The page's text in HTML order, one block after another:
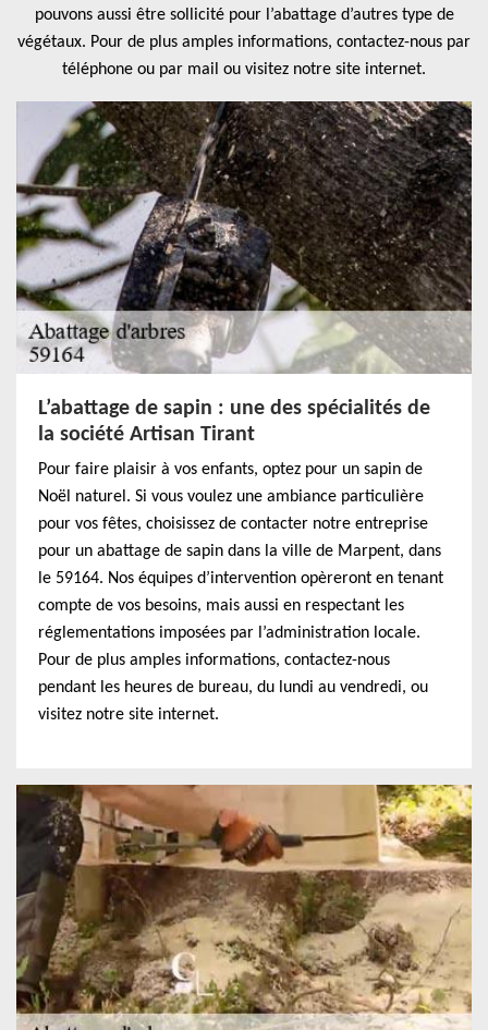
pouvons aussi être sollicité pour l’abattage d’autres type de
végétaux. Pour de plus amples informations, contactez-nous par
téléphone ou par mail ou visitez notre site internet.
L’abattage de sapin : une des spécialités de
la société Artisan Tirant
Pour faire plaisir à vos enfants, optez pour un sapin de
Noël naturel. Si vous voulez une ambiance particulière
pour vos fêtes, choisissez de contacter notre entreprise
pour un abattage de sapin dans la ville de Marpent, dans
le 59164. Nos équipes d’intervention opèreront en tenant
compte de vos besoins, mais aussi en respectant les
réglementations imposées par l’administration locale.
Pour de plus amples informations, contactez-nous
pendant les heures de bureau, du lundi au vendredi, ou
visitez notre site internet.